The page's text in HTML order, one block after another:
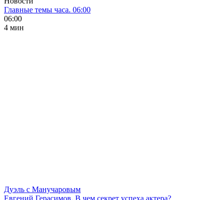
Главные темы часа. 06:00
06:00
4 мин
Дуэль с Манучаровым
Евгений Герасимов. В чем секрет успеха актера?